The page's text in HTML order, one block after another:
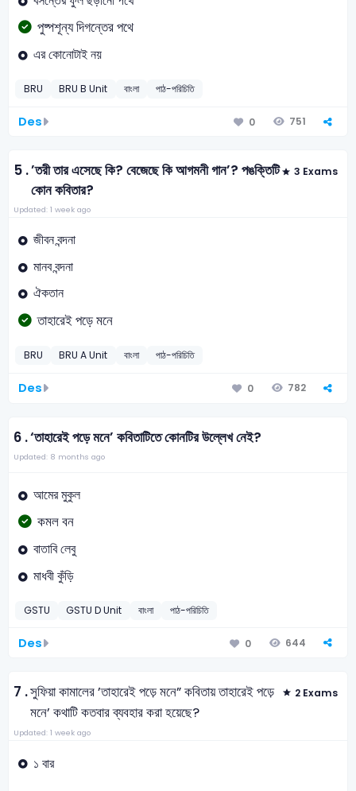
পুষ্পশূন্য দিগন্তের পথে
এর কোনোটাই নয়
BRU BRU B Unit বাংলা পাঠ-পরিচিতি
Des 0 751
5 .’তরী তার এসেছে কি? বেজেছে কি আগমনী গান’? পঙক্তিটি
কোন কবিতার?
3 Exams
Updated: 1 week ago
জীবন বন্দনা
মানব বন্দনা
ঐকতান
তাহারেই পড়ে মনে
BRU BRU A Unit বাংলা পাঠ-পরিচিতি
Des 0 782
6 .‘তাহারেই পড়ে মনে’ কবিতাটিতে কোনটির উল্লেখ নেই?
Updated: 8 months ago
আমের মুকুল
কমল বন
বাতাবি লেবু
মাধবী কুঁড়ি
GSTU GSTU D Unit বাংলা পাঠ-পরিচিতি
Des 0 644
7 .সুফিয়া কামালের ’তাহারেই পড়ে মনে” কবিতায় তাহারেই পড়ে
মনে’ কথাটি কতবার ব্যবহার করা হয়েছে?
2 Exams
Updated: 1 week ago
১ বার